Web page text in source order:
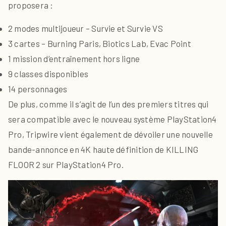
proposera :
2 modes multijoueur – Survie et Survie VS
3 cartes – Burning Paris, Biotics Lab, Evac Point
1 mission d’entraînement hors ligne
9 classes disponibles
14 personnages
De plus, comme il s’agit de l’un des premiers titres qui
sera compatible avec le nouveau système PlayStation4
Pro, Tripwire vient également de dévoiler une nouvelle
bande-annonce en 4K haute définition de KILLING
FLOOR 2 sur PlayStation4 Pro.